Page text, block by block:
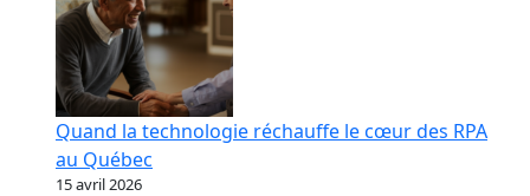
Quand la technologie réchauffe le cœur des RPA
au Québec
15 avril 2026